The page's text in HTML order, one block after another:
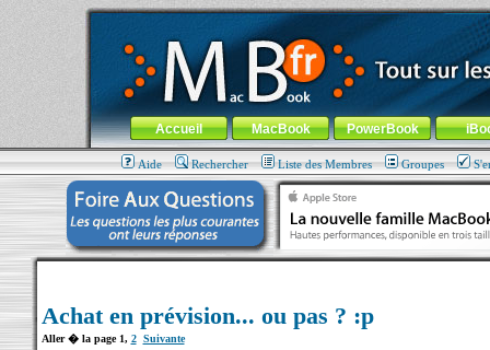
MacBook-fr.com : 100% Apple... 100% nomade !
Aller au contenu-Aller au menu général-Aller au menu de
Menu général
Accueil MacBook PowerBook
Aide Rechercher Liste des Membres Groupes
Achat en prévision... ou pas ? :p
Aller � la page 1, 2 Suivante